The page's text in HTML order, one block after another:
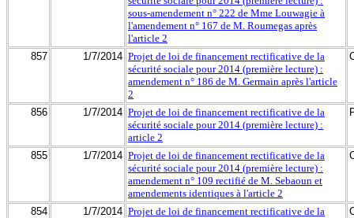
sous-amendement n° 222 de Mme Louwagie à
l'amendement n° 167 de M. Roumegas après
l'article 2
857 1/7/2014 Projet de loi de financement rectificative de la
sécurité sociale pour 2014 (première lecture) :
amendement n° 186 de M. Germain après l'article
2
856 1/7/2014 Projet de loi de financement rectificative de la
sécurité sociale pour 2014 (première lecture) :
article 2
855 1/7/2014 Projet de loi de financement rectificative de la
sécurité sociale pour 2014 (première lecture) :
amendement n° 109 rectifié de M. Sebaoun et
amendements identiques à l'article 2
854 1/7/2014 Projet de loi de financement rectificative de la